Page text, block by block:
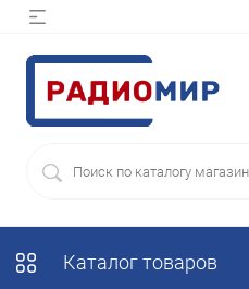
Каталог товаров